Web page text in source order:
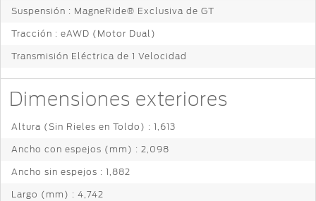
Suspensión : MagneRide® Exclusiva de GT
Tracción : eAWD (Motor Dual)
Transmisión Eléctrica de 1 Velocidad
Dimensiones exteriores
Altura (Sin Rieles en Toldo) : 1,613
Ancho con espejos (mm) : 2,098
Ancho sin espejos : 1,882
Largo (mm) : 4,742